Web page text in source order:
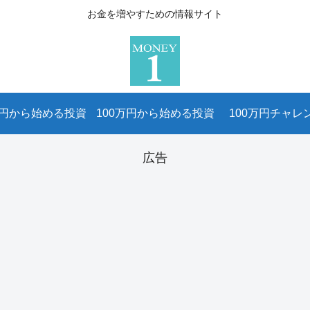
お金を増やすための情報サイト
から始める投資 100万円から始める投資 100万円チャレ
広告